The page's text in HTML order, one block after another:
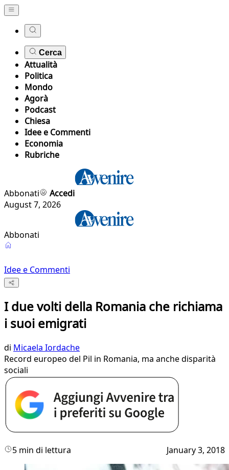
Cerca
Attualità
Politica
Mondo
Agorà
Podcast
Chiesa
Idee e Commenti
Economia
Rubriche
Abbonati
Accedi
August 7, 2026
Abbonati
Idee e Commenti
I due volti della Romania che richiama
i suoi emigrati
di Micaela Iordache
Record europeo del Pil in Romania, ma anche disparità
sociali
5 min di lettura January 3, 2018